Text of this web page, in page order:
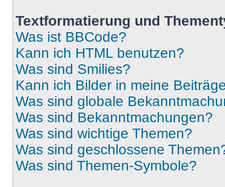
Textformatierung und
Was ist BBCode?
Kann ich HTML benutzen?
Was sind Smilies?
Kann ich Bilder in meine
Was sind globale
Was sind Bekanntmachungen?
Was sind wichtige Themen?
Was sind geschlossene
Was sind Themen-Symbole?